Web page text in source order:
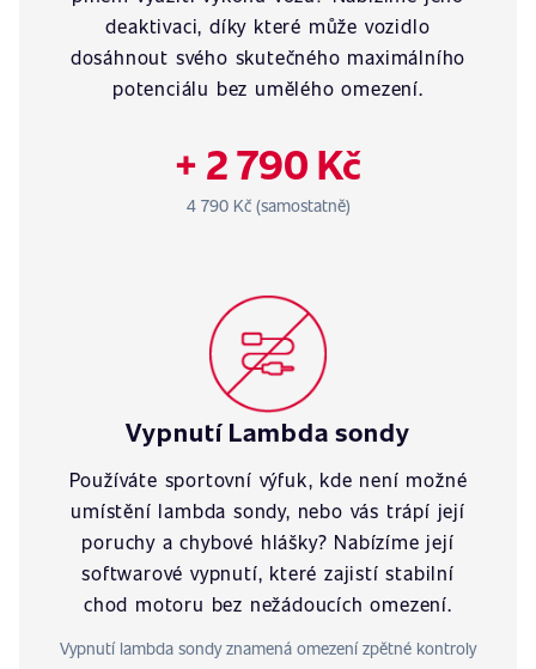
deaktivaci, díky které může vozidlo
dosáhnout svého skutečného maximálního
potenciálu bez umělého omezení.
+ 2 790 Kč
4 790 Kč (samostatně)
Vypnutí Lambda sondy
Používáte sportovní výfuk, kde není možné
umístění lambda sondy, nebo vás trápí její
poruchy a chybové hlášky? Nabízíme její
softwarové vypnutí, které zajistí stabilní
chod motoru bez nežádoucích omezení.
Vypnutí lambda sondy znamená omezení zpětné kontroly